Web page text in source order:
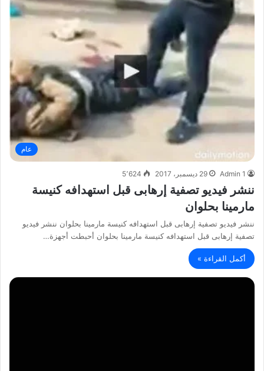
عام
Admin 1 29 ديسمبر، 2017 5٬624
ننشر فيديو تصفية إرهابى قبل استهدافه كنيسة
مارمينا بحلوان
ننشر فيديو تصفية إرهابى قبل استهدافه كنيسة مارمينا بحلوان ننشر فيديو
تصفية إرهابى قبل استهدافه كنيسة مارمينا بحلوان أحبطت أجهزة…
أكمل القراءة »